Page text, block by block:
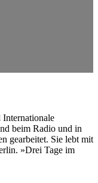
beim Radio und in
gearbeitet. Sie lebt mit
»Drei Tage im